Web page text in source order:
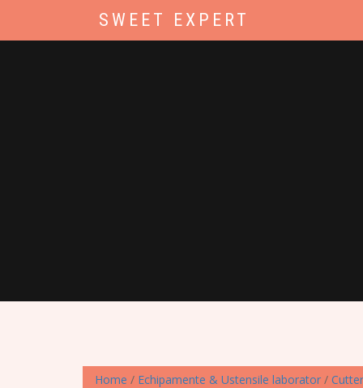
SWEET EXPERT
Home / Echipamente & Ustensile laborator /